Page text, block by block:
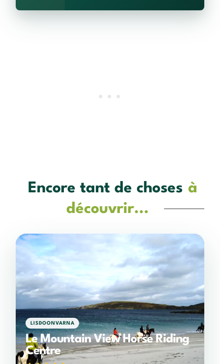
Encore tant de choses à
découvrir...
LISDOONVARNA
Le Mountain View Horse Riding
Centre